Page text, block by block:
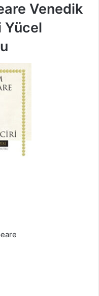
Venedik
Yücel